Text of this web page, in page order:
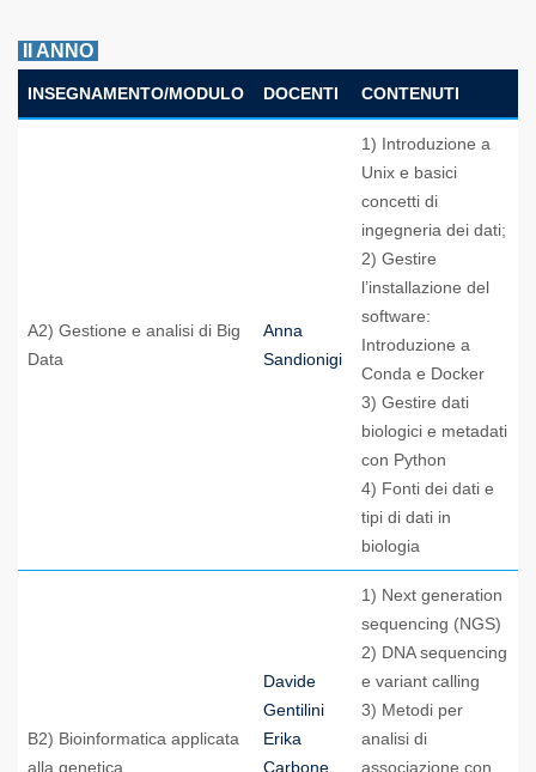
II ANNO
INSEGNAMENTO/MODULO DOCENTI CONTENUTI
A2) Gestione e analisi di Big
Data
Anna
Sandionigi
1) Introduzione a
Unix e basici
concetti di
ingegneria dei dati;
2) Gestire
l’installazione del
software:
Introduzione a
Conda e Docker
3) Gestire dati
biologici e metadati
con Python
4) Fonti dei dati e
tipi di dati in
biologia
B2) Bioinformatica applicata
alla genetica
Davide
Gentilini
Erika
Carbone
1) Next generation
sequencing (NGS)
2) DNA sequencing
e variant calling
3) Metodi per
analisi di
associazione con